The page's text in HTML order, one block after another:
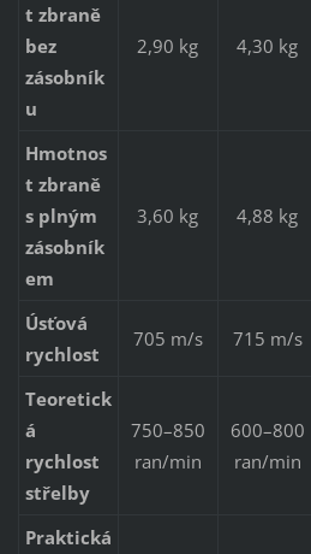
t zbraně
bez
zásobník
u
2,90 kg 4,30 kg
Hmotnos
t zbraně
s plným
zásobník
em
3,60 kg 4,88 kg
Úsťová
rychlost
705 m/s 715 m/s
Teoretick
á
rychlost
střelby
750–850
ran/min
600–800
ran/min
Praktická